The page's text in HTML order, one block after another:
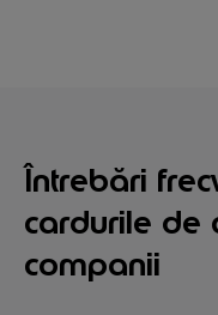
Întrebări
cardurile de
companii